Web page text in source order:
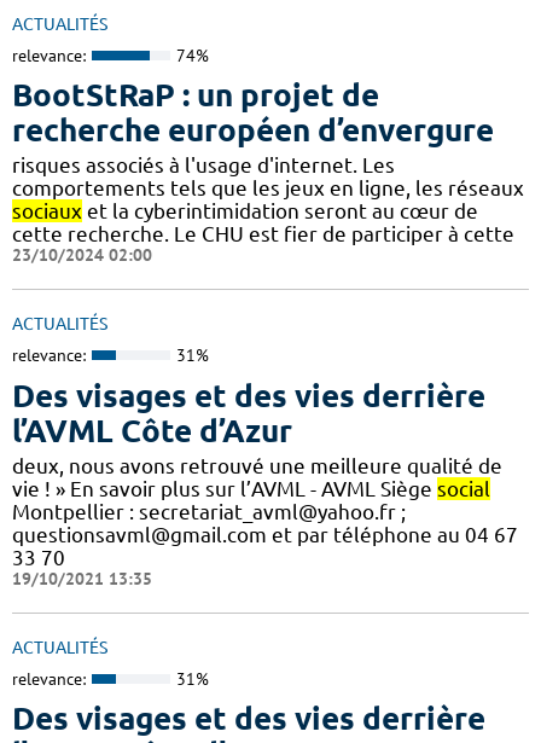
ACTUALITÉS
relevance: 74%
BootStRaP : un projet de
recherche européen d’envergure
risques associés à l'usage d'internet. Les
comportements tels que les jeux en ligne, les réseaux
sociaux et la cyberintimidation seront au cœur de
cette recherche. Le CHU est fier de participer à cette
23/10/2024 02:00
ACTUALITÉS
relevance: 31%
Des visages et des vies derrière
l’AVML Côte d’Azur
deux, nous avons retrouvé une meilleure qualité de
vie ! » En savoir plus sur l’AVML - AVML Siège social
Montpellier : secretariat_avml@yahoo.fr ;
questionsavml@gmail.com et par téléphone au 04 67
33 70
19/10/2021 13:35
ACTUALITÉS
relevance: 31%
Des visages et des vies derrière